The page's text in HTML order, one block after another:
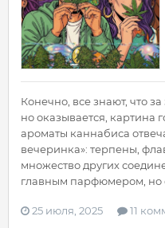
Конечно, все знают, что
но оказывается, картина
ароматы каннабиса
вечеринка»: терпены,
множество других
главным парфюмером, но
25 июля, 2025 11